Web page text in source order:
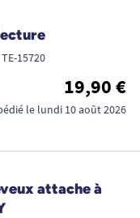
TE-15720
19,90 €
le lundi 10 août 2026
attache à